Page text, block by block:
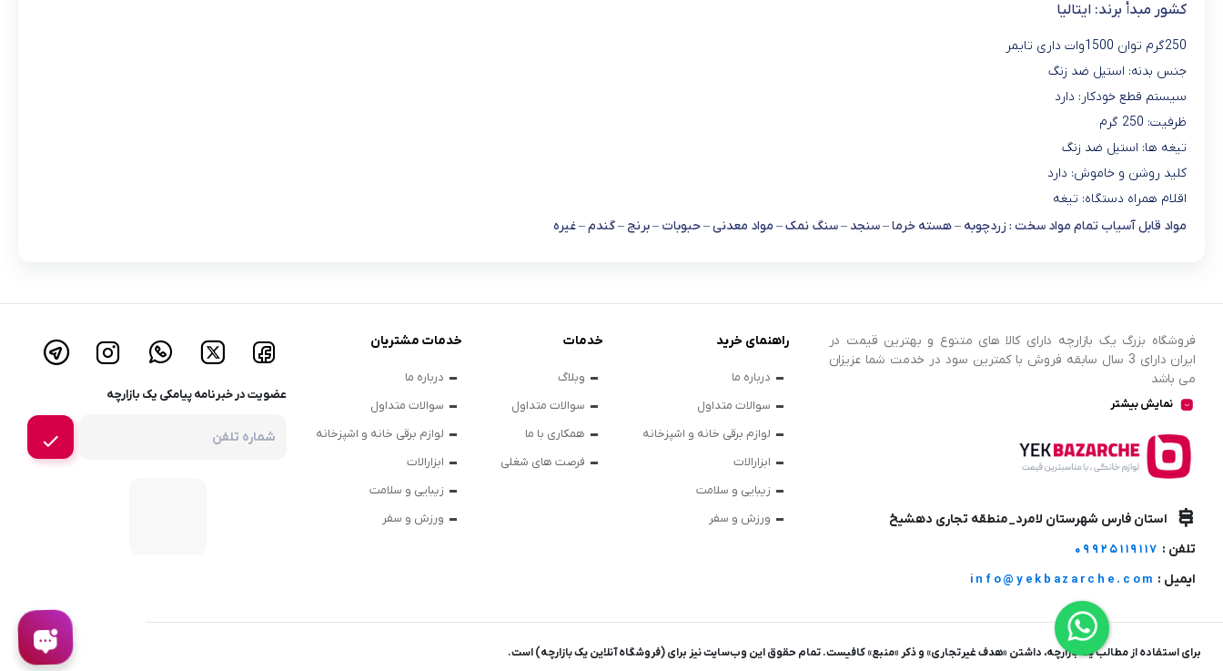
کشور مبدأ برند: ایتالیا
250گرم توان 1500وات داری تایمر
جنس بدنه: استیل ضد زنگ
سیستم قطع خودکار: دارد
ظرفیت: 250 گرم
تیغه ها: استیل ضد زنگ
کلید روشن و خاموش: دارد
اقلام همراه دستگاه: تیغه
مواد قابل آسیاب تمام مواد سخت : زردچوبه – هسته خرما – سنجد – سنگ نمک – مواد معدنی – حبوبات – برنج – گندم – غیره
فروشگاه بزرگ یک بازارچه دارای کالا های متنوع و بهترین قیمت در
ایران دارای 3 سال سابقه فروش با کمترین سود در خدمت شما عزیزان
می باشد
نمایش بیشتر
استان فارس شهرستان لامرد_منطقه تجاری دهشیخ
تلفن : 09925119117
ایمیل : info@yekbazarche.com
راهنمای خرید
درباره ما
سوالات متداول
لوازم برقی خانه و اشپزخانه
ابزارالات
زیبایی و سلامت
ورزش و سفر
خدمات
وبلاگ
سوالات متداول
همکاری با ما
فرصت های شغلی
خدمات مشتریان
درباره ما
سوالات متداول
لوازم برقی خانه و اشپزخانه
ابزارالات
زیبایی و سلامت
ورزش و سفر
عضویت در خبرنامه پیامکی یک بازارچه
برای استفاده از مطالب یک بازارچه، داشتن «هدف غیرتجاری» و ذکر «منبع» کافیست. تمام حقوق اين وب‌سايت نیز برای (فروشگاه آنلاین یک بازارچه) است.